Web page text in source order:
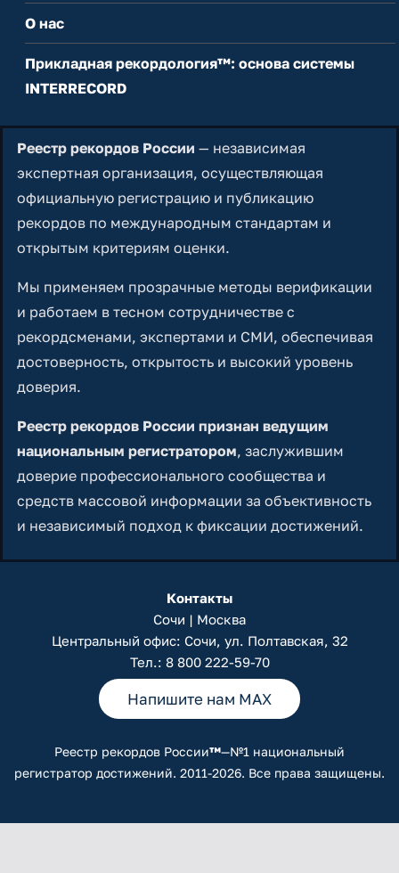
О нас
Прикладная рекордология™: основа системы
INTERRECORD
Реестр рекордов России — независимая
экспертная организация, осуществляющая
официальную регистрацию и публикацию
рекордов по международным стандартам и
открытым критериям оценки.
Мы применяем прозрачные методы верификации
и работаем в тесном сотрудничестве с
рекордсменами, экспертами и СМИ, обеспечивая
достоверность, открытость и высокий уровень
доверия.
Реестр рекордов России признан ведущим
национальным регистратором, заслужившим
доверие профессионального сообщества и
средств массовой информации за объективность
и независимый подход к фиксации достижений.
Контакты
Сочи | Москва
Центральный офис: Сочи, ул. Полтавская, 32
Тел.: 8 800 222-59-70
Напишите нам MAX
Реестр рекордов России™—№1 национальный
регистратор достижений. 2011-2026. Все права защищены.